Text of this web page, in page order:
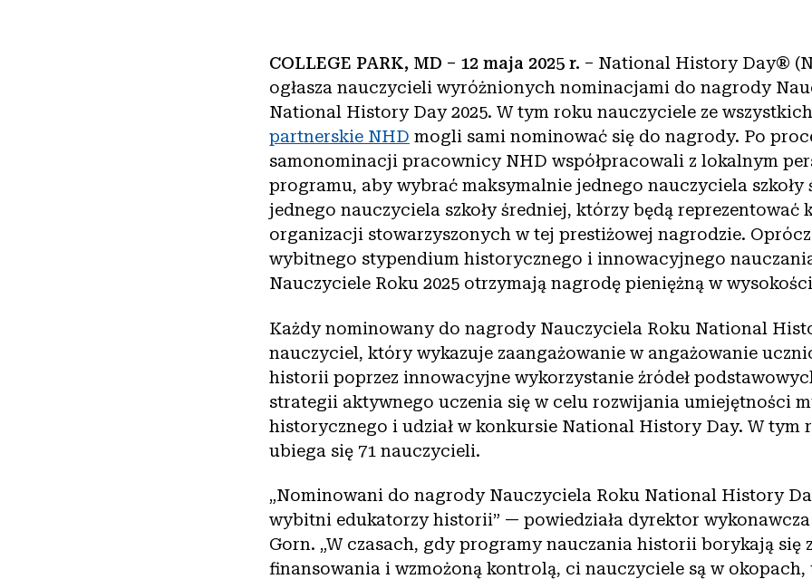
COLLEGE PARK, MD – 12 maja 2025 r. – National History Day®
ogłasza nauczycieli wyróżnionych nominacjami do nagrody
National History Day 2025. W tym roku nauczyciele ze wszystkich
partnerskie NHD mogli sami nominować się do nagrody. Po
samonominacji pracownicy NHD współpracowali z lokalnym
programu, aby wybrać maksymalnie jednego nauczyciela szkoły
jednego nauczyciela szkoły średniej, którzy będą reprezentować
organizacji stowarzyszonych w tej prestiżowej nagrodzie.
wybitnego stypendium historycznego i innowacyjnego
Nauczyciele Roku 2025 otrzymają nagrodę pieniężną w wysokości
Każdy nominowany do nagrody Nauczyciela Roku National
nauczyciel, który wykazuje zaangażowanie w angażowanie
historii poprzez innowacyjne wykorzystanie źródeł
strategii aktywnego uczenia się w celu rozwijania umiejętności
historycznego i udział w konkursie National History Day. W tym
ubiega się 71 nauczycieli.
„Nominowani do nagrody Nauczyciela Roku National History
wybitni edukatorzy historii” — powiedziała dyrektor
Gorn. „W czasach, gdy programy nauczania historii borykają się
finansowania i wzmożoną kontrolą, ci nauczyciele są w okopach,